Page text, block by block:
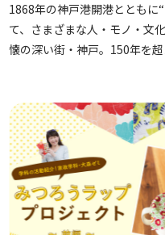
1868年の神戸港開港とともに
て、さまざまな人・モノ・文
懐の深い街・神戸。150年を